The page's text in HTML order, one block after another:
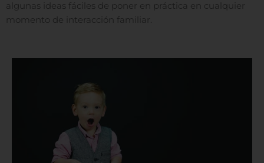
algunas ideas fáciles de poner en práctica en cualquier
momento de interacción familiar.